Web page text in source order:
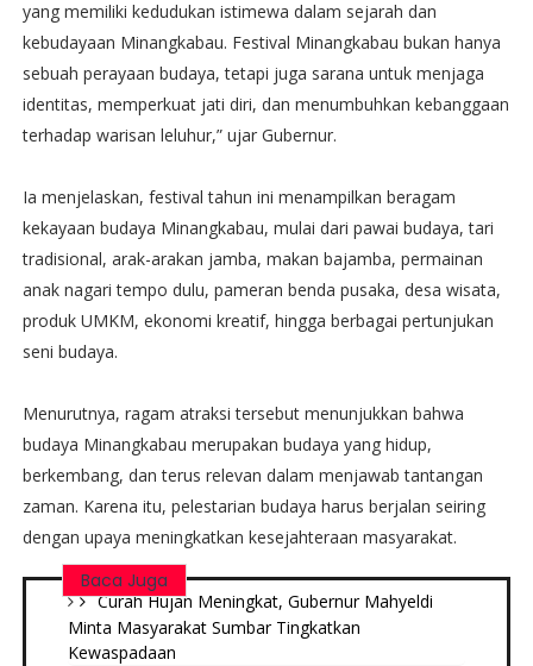
yang memiliki kedudukan istimewa dalam sejarah dan
kebudayaan Minangkabau. Festival Minangkabau bukan hanya
sebuah perayaan budaya, tetapi juga sarana untuk menjaga
identitas, memperkuat jati diri, dan menumbuhkan kebanggaan
terhadap warisan leluhur,” ujar Gubernur.
Ia menjelaskan, festival tahun ini menampilkan beragam
kekayaan budaya Minangkabau, mulai dari pawai budaya, tari
tradisional, arak-arakan jamba, makan bajamba, permainan
anak nagari tempo dulu, pameran benda pusaka, desa wisata,
produk UMKM, ekonomi kreatif, hingga berbagai pertunjukan
seni budaya.
Menurutnya, ragam atraksi tersebut menunjukkan bahwa
budaya Minangkabau merupakan budaya yang hidup,
berkembang, dan terus relevan dalam menjawab tantangan
zaman. Karena itu, pelestarian budaya harus berjalan seiring
dengan upaya meningkatkan kesejahteraan masyarakat.
Baca Juga
Curah Hujan Meningkat, Gubernur Mahyeldi
Minta Masyarakat Sumbar Tingkatkan
Kewaspadaan